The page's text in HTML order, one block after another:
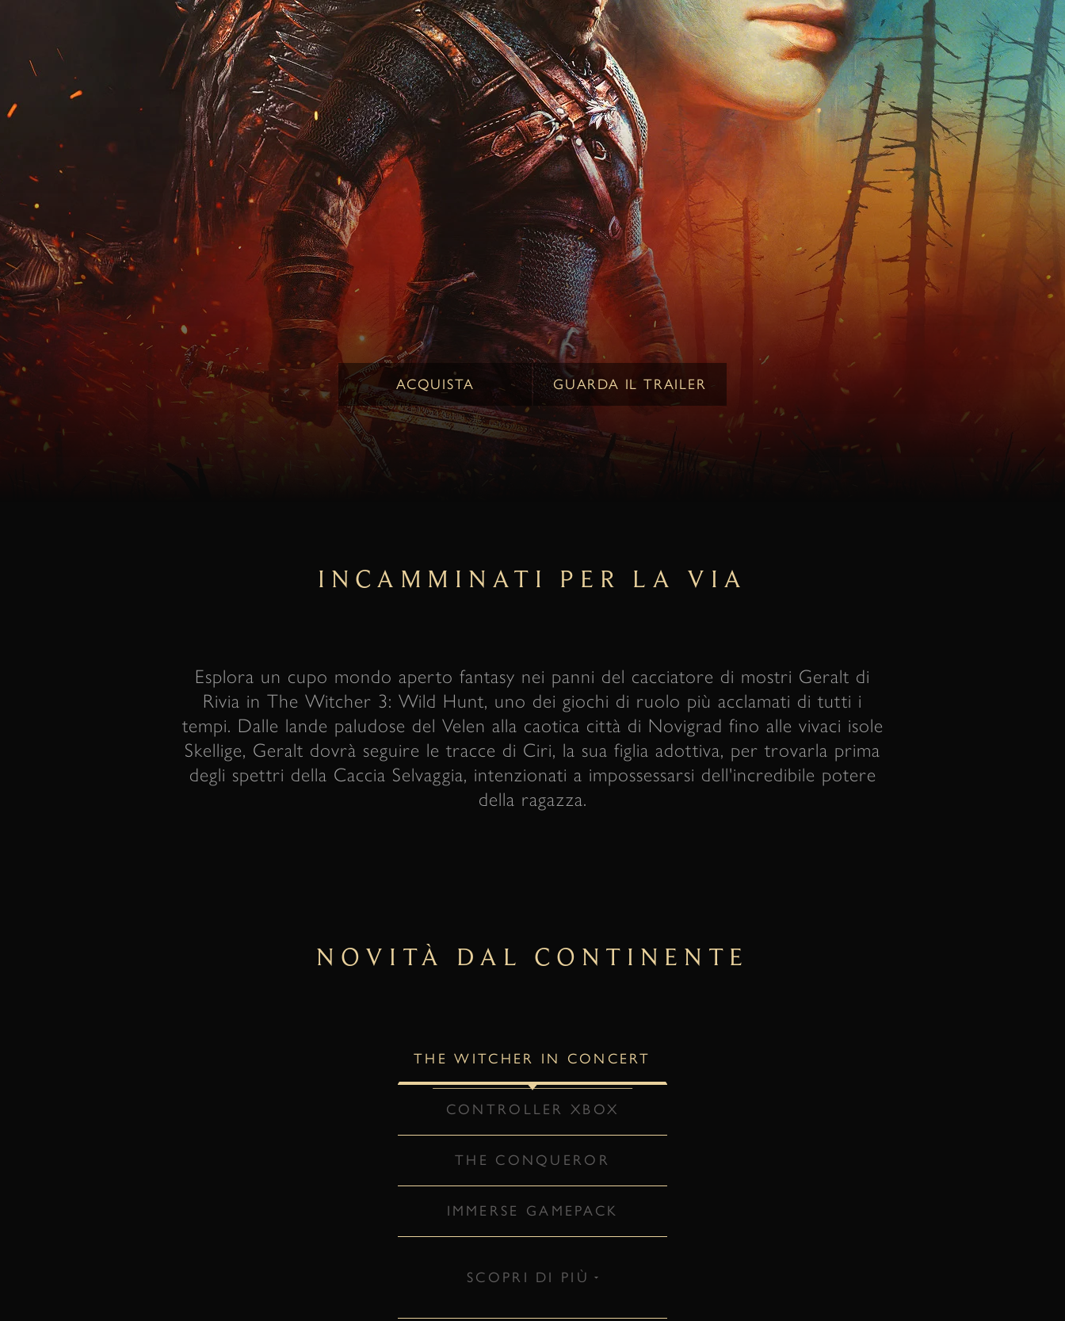
ACQUISTA GUARDA IL TRAILER
INCAMMINATI PER LA VIA
Esplora un cupo mondo aperto fantasy nei panni del cacciatore di mostri Geralt di
Rivia in The Witcher 3: Wild Hunt, uno dei giochi di ruolo più acclamati di tutti i
tempi. Dalle lande paludose del Velen alla caotica città di Novigrad fino alle vivaci isole
Skellige, Geralt dovrà seguire le tracce di Ciri, la sua figlia adottiva, per trovarla prima
degli spettri della Caccia Selvaggia, intenzionati a impossessarsi dell'incredibile potere
della ragazza.
NOVITÀ DAL CONTINENTE
THE WITCHER IN CONCERT
CONTROLLER XBOX
THE CONQUEROR
IMMERSE GAMEPACK
SCOPRI DI PIÙ